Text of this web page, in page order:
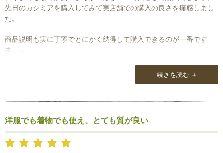
先日のカシミアを購入してみて実店舗での購入の良さを痛感しまし
た。
商品説明も実に丁寧でとにかく納得して購入できるのが一番です
ネ。
続きを読む +
洋服でも着物でも使え、とても質が良い